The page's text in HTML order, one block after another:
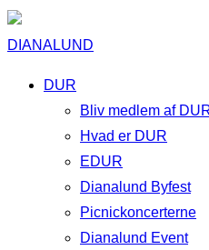
DIANALUND
DUR
Bliv medlem af
Hvad er DUR
EDUR
Dianalund Byfest
Picnickoncerterne
Dianalund Event